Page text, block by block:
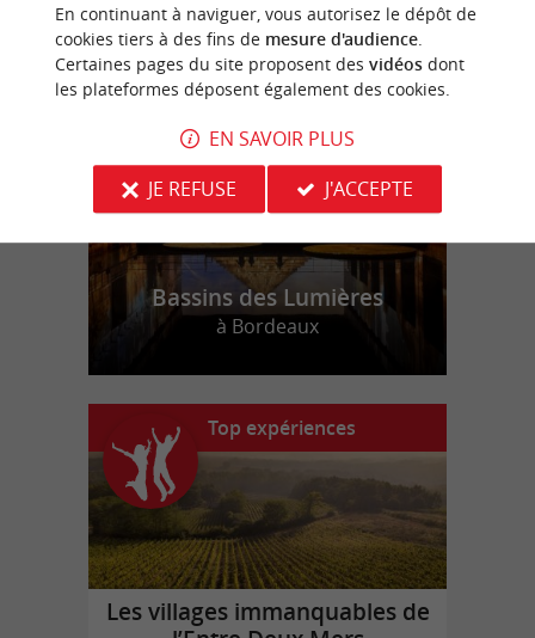
n
o
t
r
e
c
o
u
p
d
e
c
o
e
u
r
Bassins des Lumières
à Bordeaux
Top expériences
Les villages immanquables de
En continuant à naviguer, vous autorisez le dépôt de
cookies tiers à des fins de mesure d'audience.
Certaines pages du site proposent des vidéosdont
les plateformes déposent également des cookies.
EN SAVOIR PLUS
JE REFUSE
J'ACCEPTE